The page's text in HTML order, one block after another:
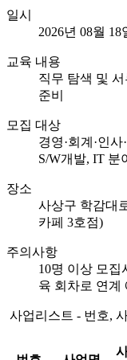
일시
2026년 08월 18
교육 내용
직무 탐색 및
준비
모집 대상
경영·회계·인
S/W개발, IT 분
장소
사상구 학감대
카페 3호점)
주의사항
10명 이상 모집
육 회차로 연계
사업리스트 - 번호,